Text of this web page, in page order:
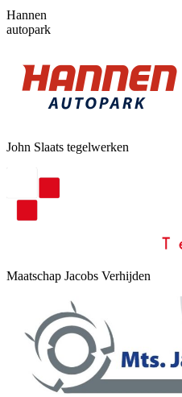
Hannen
autopark
John Slaats tegelwerken
Maatschap Jacobs Verhijden